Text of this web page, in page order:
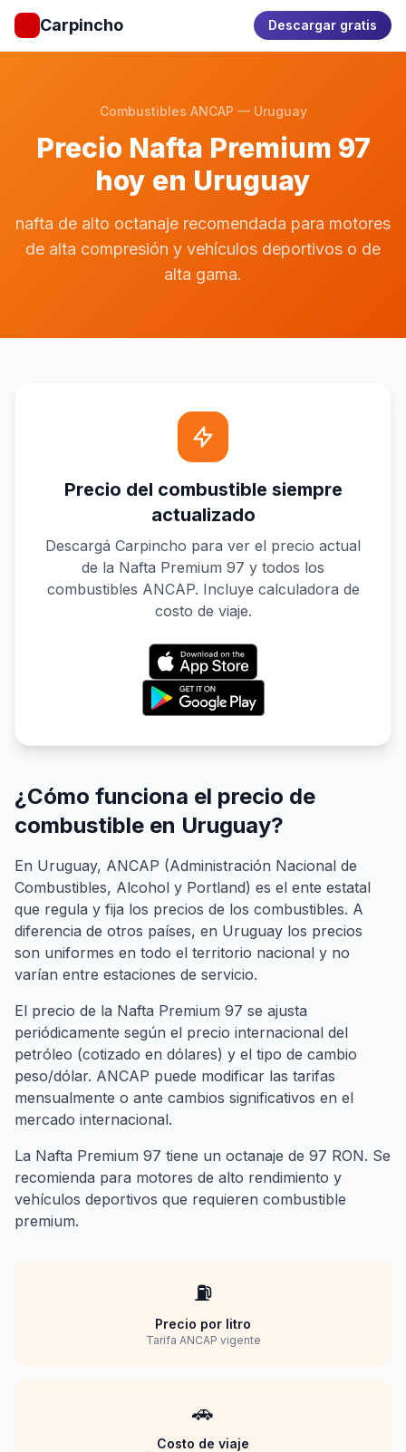
Carpincho Descargar gratis
Combustibles ANCAP — Uruguay
Precio Nafta Premium 97
hoy en Uruguay
nafta de alto octanaje recomendada para motores
de alta compresión y vehículos deportivos o de
alta gama.
Precio del combustible siempre
actualizado
Descargá Carpincho para ver el precio actual
de la Nafta Premium 97 y todos los
combustibles ANCAP. Incluye calculadora de
costo de viaje.
¿Cómo funciona el precio de
combustible en Uruguay?
En Uruguay, ANCAP (Administración Nacional de
Combustibles, Alcohol y Portland) es el ente estatal
que regula y fija los precios de los combustibles. A
diferencia de otros países, en Uruguay los precios
son uniformes en todo el territorio nacional y no
varían entre estaciones de servicio.
El precio de la Nafta Premium 97 se ajusta
periódicamente según el precio internacional del
petróleo (cotizado en dólares) y el tipo de cambio
peso/dólar. ANCAP puede modificar las tarifas
mensualmente o ante cambios significativos en el
mercado internacional.
La Nafta Premium 97 tiene un octanaje de 97 RON. Se
recomienda para motores de alto rendimiento y
vehículos deportivos que requieren combustible
premium.
⛽
Precio por litro
Tarifa ANCAP vigente
🚗
Costo de viaje